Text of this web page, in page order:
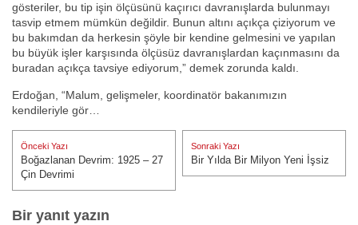
gösteriler, bu tip işin ölçüsünü kaçırıcı davranışlarda bulunmayı
tasvip etmem mümkün değildir. Bunun altını açıkça çiziyorum ve
bu bakımdan da herkesin şöyle bir kendine gelmesini ve yapılan
bu büyük işler karşısında ölçüsüz davranışlardan kaçınmasını da
buradan açıkça tavsiye ediyorum,” demek zorunda kaldı.
Erdoğan, “Malum, gelişmeler, koordinatör bakanımızın
kendileriyle gör…
Yazı
gezinmesi
Önceki Yazı
Önceki Yazı:
Boğazlanan Devrim: 1925 – 27
Çin Devrimi
Sonraki Yazı
Sonraki Yazı:
Bir Yılda Bir Milyon Yeni İşsiz
Bir yanıt yazın